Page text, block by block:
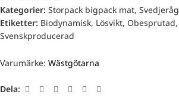
Kategorier: Storpack bigpack mat, Svedjeråg
Etiketter: Biodynamisk, Lösvikt, Obesprutad,
Svenskproducerad
Varumärke: Wästgötarna
Dela: